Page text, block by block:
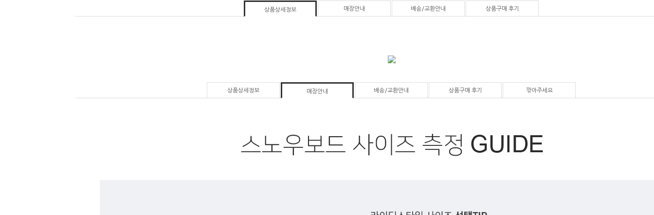
상품상세정보 매장안내 배송/교환안내 상품구매 후기
상품상세정보 매장안내 배송/교환안내 상품구매 후기 깎아주세요